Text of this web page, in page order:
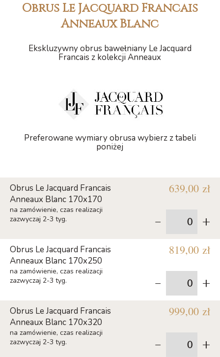
Obrus Le Jacquard Francais
Anneaux Blanc
Ekskluzywny obrus bawełniany Le Jacquard
Francais z kolekcji Anneaux
Preferowane wymiary obrusa wybierz z tabeli
poniżej
Obrus Le Jacquard Francais
Anneaux Blanc 170x170
na zamówienie, czas realizacji
zazwyczaj 2-3 tyg.
639,00 zł
- +
Obrus Le Jacquard Francais
Anneaux Blanc 170x250
na zamówienie, czas realizacji
zazwyczaj 2-3 tyg.
819,00 zł
- +
Obrus Le Jacquard Francais
Anneaux Blanc 170x320
na zamówienie, czas realizacji
zazwyczaj 2-3 tyg.
999,00 zł
- +